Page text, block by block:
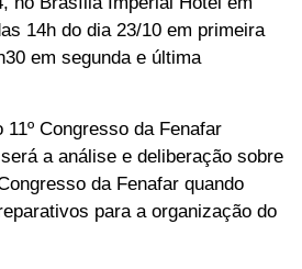
14h do dia 23/10 em primeira
em segunda e última
Congresso da Fenafar
a análise e deliberação sobre
da Fenafar quando
para a organização do